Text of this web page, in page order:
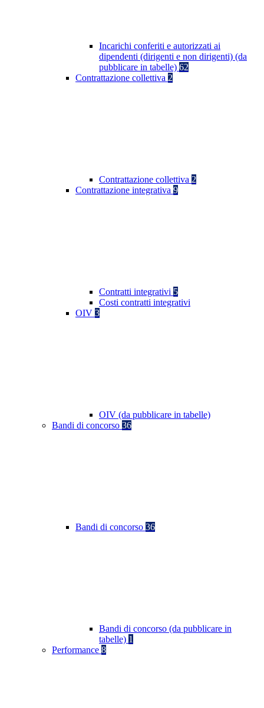
Incarichi conferiti e autorizzati ai
dipendenti (dirigenti e non dirigenti) (da
pubblicare in tabelle) 62
Contrattazione collettiva 2
Contrattazione collettiva 2
Contrattazione integrativa 9
Contratti integrativi 5
Costi contratti integrativi
OIV 3
OIV (da pubblicare in tabelle)
Bandi di concorso 36
Bandi di concorso 36
Bandi di concorso (da pubblicare in
tabelle) 1
Performance 8